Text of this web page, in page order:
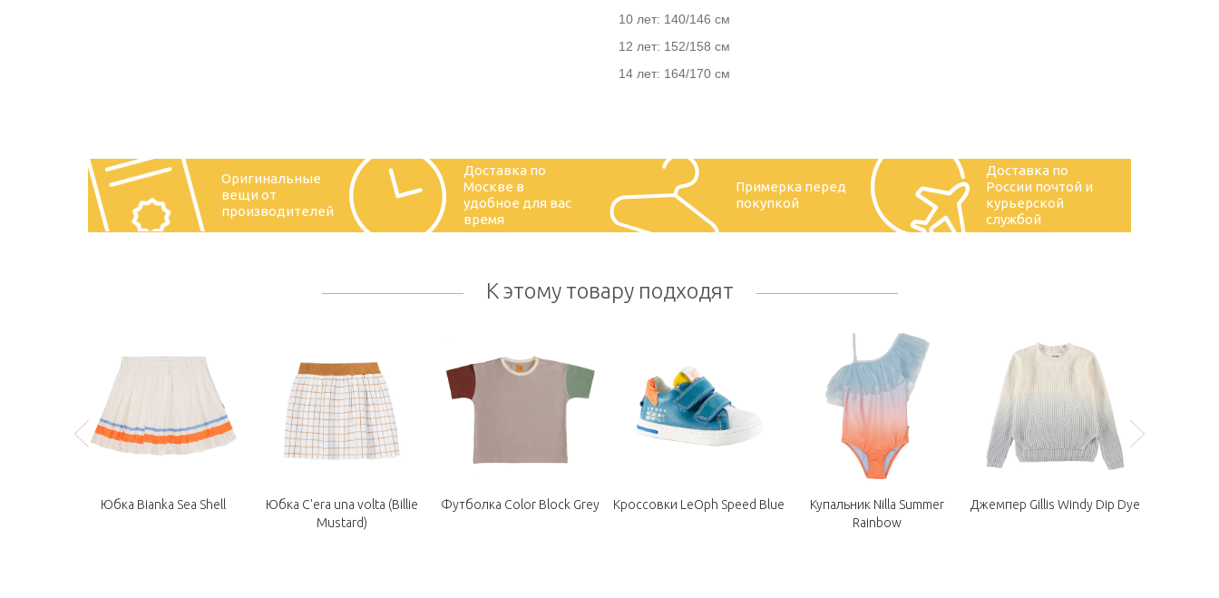
10 лет: 140/146 см
12 лет: 152/158 см
14 лет: 164/170 см
Оригинальные
вещи от
производителей
Доставка по
Москве в
удобное для вас
время
Примерка перед
покупкой
Доставка по
России почтой и
курьерской
службой
К этому товару подходят
Юбка Bianka Sea Shell
Юбка C'era una volta (Billie
Mustard)
Футболка Color Block Grey Кроссовки LeOph Speed Blue
Купальник Nilla Summer
Rainbow
Джемпер Gillis Windy Dip Dye